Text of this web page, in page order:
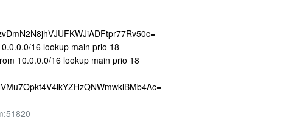
16 lookup main prio 18
10.0.0.0/16 lookup main prio 18